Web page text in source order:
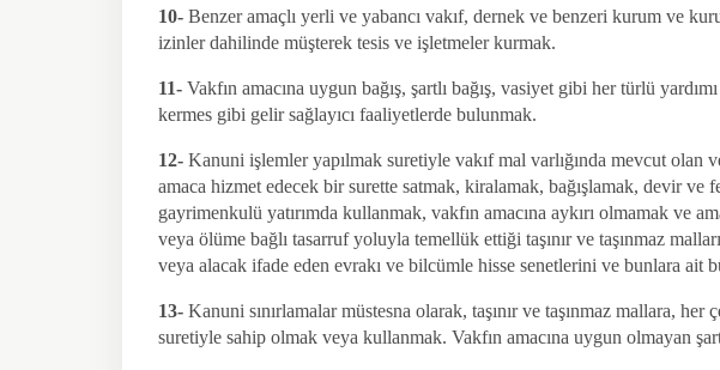
10- Benzer amaçlı yerli ve yabancı vakıf, dernek ve benzeri kurum ve
izinler dahilinde müşterek tesis ve işletmeler kurmak.
11- Vakfın amacına uygun bağış, şartlı bağış, vasiyet gibi her türlü
kermes gibi gelir sağlayıcı faaliyetlerde bulunmak.
12- Kanuni işlemler yapılmak suretiyle vakıf mal varlığında mevcut olan
amaca hizmet edecek bir surette satmak, kiralamak, bağışlamak, devir
gayrimenkulü yatırımda kullanmak, vakfın amacına aykırı olmamak ve
veya ölüme bağlı tasarruf yoluyla temellük ettiği taşınır ve taşınmaz
veya alacak ifade eden evrakı ve bilcümle hisse senetlerini ve bunlara
13- Kanuni sınırlamalar müstesna olarak, taşınır ve taşınmaz mallara,
suretiyle sahip olmak veya kullanmak. Vakfın amacına uygun olmayan